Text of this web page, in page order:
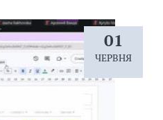
01
ЧЕРВНЯ